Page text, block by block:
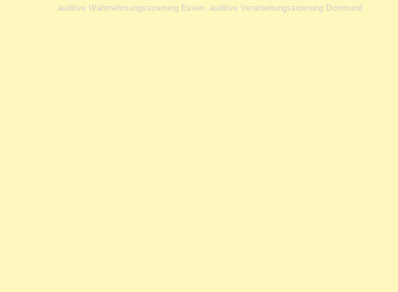
auditive Wahrnehmungsstoerung Essen
auditive Verarbeitungsstoerung Dortmund